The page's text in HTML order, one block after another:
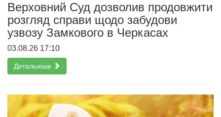
Верховний Суд дозволив продовжити
розгляд справи щодо забудови
узвозу Замкового в Черкасах
03.08.26 17:10
Детальніше